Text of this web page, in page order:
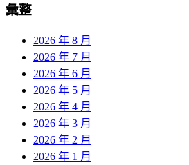
彙整
2026 年 8 月
2026 年 7 月
2026 年 6 月
2026 年 5 月
2026 年 4 月
2026 年 3 月
2026 年 2 月
2026 年 1 月